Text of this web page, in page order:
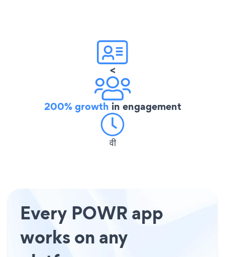
<
200% growth in engagement
वी
Every POWR app
works on any